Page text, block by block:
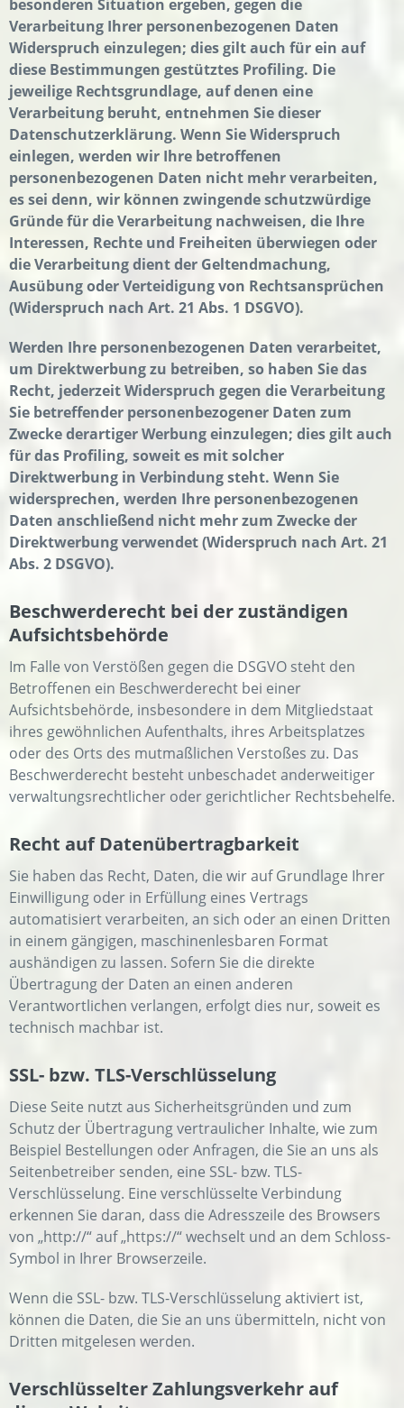
besonderen Situation ergeben, gegen die
Verarbeitung Ihrer personenbezogenen Daten
Widerspruch einzulegen; dies gilt auch für ein auf
diese Bestimmungen gestütztes Profiling. Die
jeweilige Rechtsgrundlage, auf denen eine
Verarbeitung beruht, entnehmen Sie dieser
Datenschutzerklärung. Wenn Sie Widerspruch
einlegen, werden wir Ihre betroffenen
personenbezogenen Daten nicht mehr verarbeiten,
es sei denn, wir können zwingende schutzwürdige
Gründe für die Verarbeitung nachweisen, die Ihre
Interessen, Rechte und Freiheiten überwiegen oder
die Verarbeitung dient der Geltendmachung,
Ausübung oder Verteidigung von Rechtsansprüchen
(Widerspruch nach Art. 21 Abs. 1 DSGVO).
Werden Ihre personenbezogenen Daten verarbeitet,
um Direktwerbung zu betreiben, so haben Sie das
Recht, jederzeit Widerspruch gegen die Verarbeitung
Sie betreffender personenbezogener Daten zum
Zwecke derartiger Werbung einzulegen; dies gilt auch
für das Profiling, soweit es mit solcher
Direktwerbung in Verbindung steht. Wenn Sie
widersprechen, werden Ihre personenbezogenen
Daten anschließend nicht mehr zum Zwecke der
Direktwerbung verwendet (Widerspruch nach Art. 21
Abs. 2 DSGVO).
Beschwerderecht bei der zuständigen
Aufsichtsbehörde
Im Falle von Verstößen gegen die DSGVO steht den
Betroffenen ein Beschwerderecht bei einer
Aufsichtsbehörde, insbesondere in dem Mitgliedstaat
ihres gewöhnlichen Aufenthalts, ihres Arbeitsplatzes
oder des Orts des mutmaßlichen Verstoßes zu. Das
Beschwerderecht besteht unbeschadet anderweitiger
verwaltungsrechtlicher oder gerichtlicher Rechtsbehelfe.
Recht auf Datenübertragbarkeit
Sie haben das Recht, Daten, die wir auf Grundlage Ihrer
Einwilligung oder in Erfüllung eines Vertrags
automatisiert verarbeiten, an sich oder an einen Dritten
in einem gängigen, maschinenlesbaren Format
aushändigen zu lassen. Sofern Sie die direkte
Übertragung der Daten an einen anderen
Verantwortlichen verlangen, erfolgt dies nur, soweit es
technisch machbar ist.
SSL- bzw. TLS-Verschlüsselung
Diese Seite nutzt aus Sicherheitsgründen und zum
Schutz der Übertragung vertraulicher Inhalte, wie zum
Beispiel Bestellungen oder Anfragen, die Sie an uns als
Seitenbetreiber senden, eine SSL- bzw. TLS-
Verschlüsselung. Eine verschlüsselte Verbindung
erkennen Sie daran, dass die Adresszeile des Browsers
von „http://“ auf „https://“ wechselt und an dem Schloss-
Symbol in Ihrer Browserzeile.
Wenn die SSL- bzw. TLS-Verschlüsselung aktiviert ist,
können die Daten, die Sie an uns übermitteln, nicht von
Dritten mitgelesen werden.
Verschlüsselter Zahlungsverkehr auf